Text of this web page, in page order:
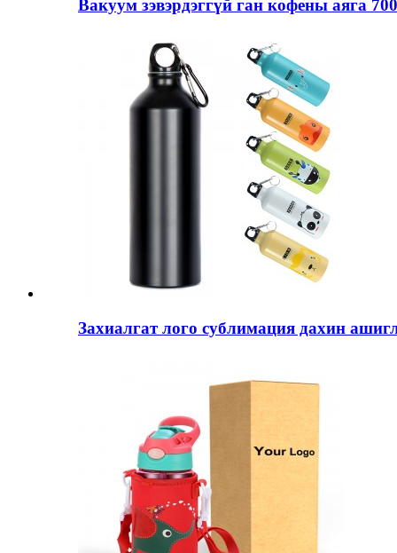
Вакуум зэвэрдэггүй ган кофены аяга
Захиалгат лого сублимация дахин